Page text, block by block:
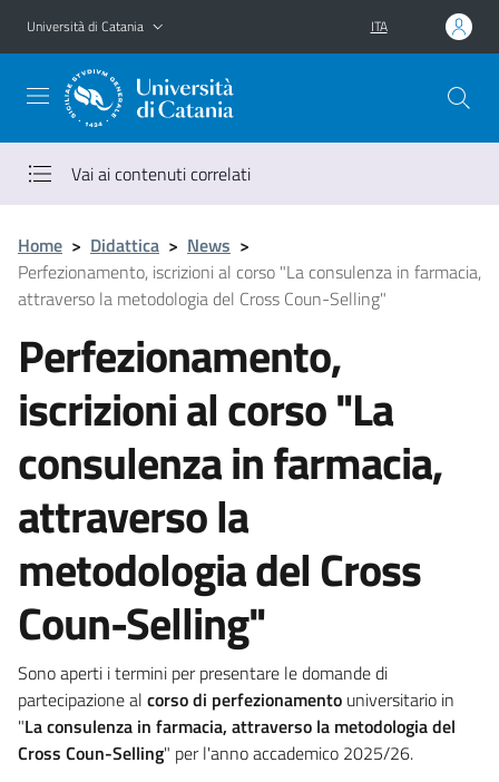
Vai al contenuto principale
Vai al menu di navigazione
Università di Catania ITA
Vai ai contenuti correlati
Home > Didattica > News >
Perfezionamento, iscrizioni al corso "La consulenza in farmacia,
attraverso la metodologia del Cross Coun-Selling"
Perfezionamento,
iscrizioni al corso "La
consulenza in farmacia,
attraverso la
metodologia del Cross
Coun-Selling"
Sono aperti i termini per presentare le domande di
partecipazione al corso di perfezionamento universitario in
"La consulenza in farmacia, attraverso la metodologia del
Cross Coun-Selling" per l'anno accademico 2025/26.